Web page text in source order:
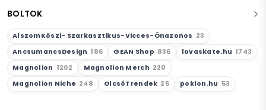
BOLTOK
AlszomKöszi- Szarkasztikus-Vicces-Önazonos 23
AncsumancsDesign 186 GEAN Shop 836 lovaskate.hu 1743
Magnolion 1202 Magnolion Merch 220
Magnolion Niche 248 OlcsóTrendek 25 poklon.hu 53